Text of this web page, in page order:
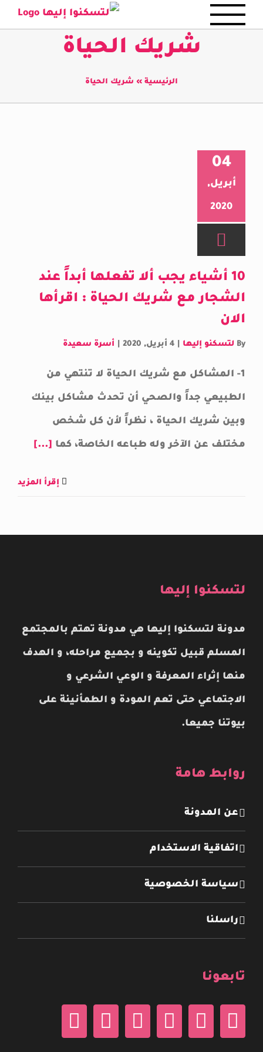
Skip
شريك الحياة
الرئيسية » شريك الحياة
04
أبريل,
2020
10 أشياء يجب ألا تفعلها أبداً عند
الشجار مع شريك الحياة : اقرأها
الان
By لتسكنو إليها 4 أبريل, 2020 أسرة سعيدة
1- المشاكل مع شريك الحياة لا تنتهي من
الطبيعي جداً والصحي أن تحدث مشاكل بينك
وبين شريك الحياة ، نظراً لأن كل شخص
مختلف عن الآخر وله طباعه الخاصة، كما [...]
إقرأ المزيد
لتسكنوا إليها
مدونة لتسكنوا إليها هي مدونة تهتم بالمجتمع
المسلم قبيل تكوينه و بجميع مراحله، و الهدف
منها إثراء المعرفة و الوعي الشرعي و
الاجتماعي حتى تعم المودة و الطمأنينة على
بيوتنا جميعا.
روابط هامة
عن المدونة
اتفاقية الاستخدام
سياسة الخصوصية
راسلنا
تابعونا